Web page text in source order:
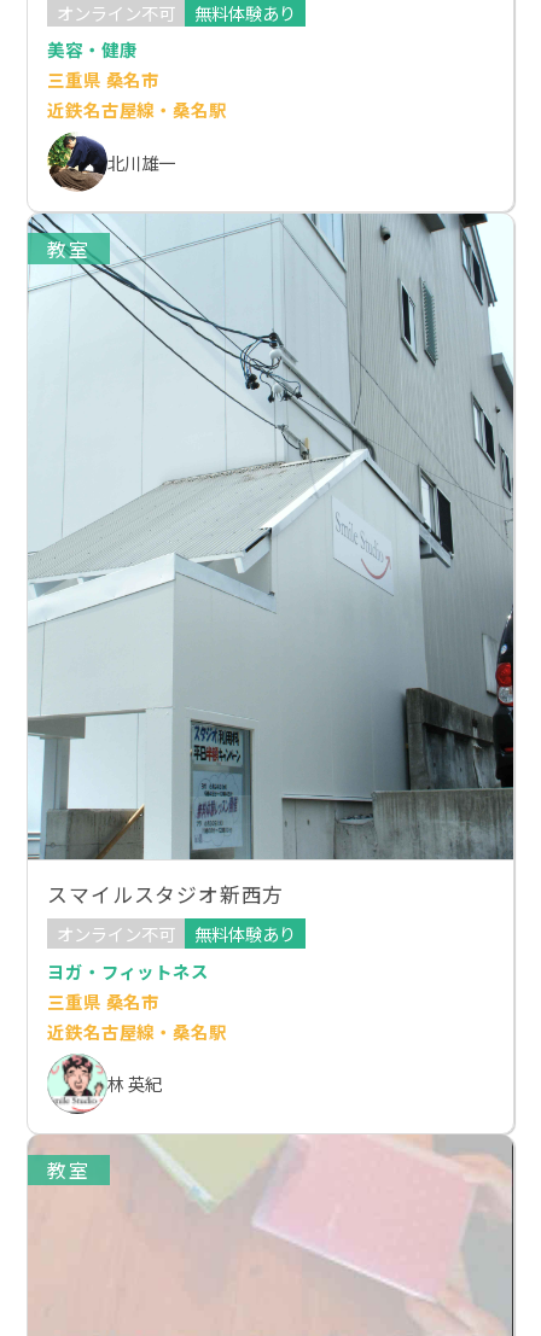
オンライン不可
無料体験あり
美容・健康
三重県 桑名市
近鉄名古屋線・桑名駅
北川雄一
教室
スマイルスタジオ新西方
オンライン不可
無料体験あり
ヨガ・フィットネス
三重県 桑名市
近鉄名古屋線・桑名駅
林 英紀
教室